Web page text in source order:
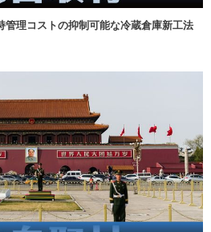
管理コストの抑制可能な冷蔵倉庫新工法